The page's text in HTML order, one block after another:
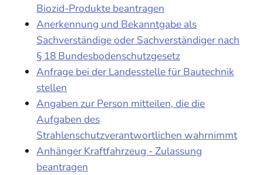
Biozid-Produkte beantragen
Anerkennung und Bekanntgabe als
Sachverständige oder Sachverständiger nach
§ 18 Bundesbodenschutzgesetz
Anfrage bei der Landesstelle für Bautechnik
stellen
Angaben zur Person mitteilen, die die
Aufgaben des
Strahlenschutzverantwortlichen wahrnimmt
Anhänger Kraftfahrzeug - Zulassung
beantragen